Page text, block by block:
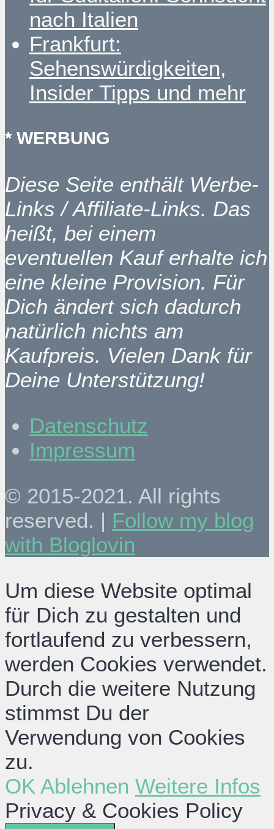
nach Italien
Frankfurt:
Sehenswürdigkeiten,
Insider Tipps und mehr
* WERBUNG
Diese Seite enthält Werbe-
Links / Affiliate-Links. Das
heißt, bei einem
eventuellen Kauf erhalte ich
eine kleine Provision. Für
Dich ändert sich dadurch
natürlich nichts am
Kaufpreis. Vielen Dank für
Deine Unterstützung!
Datenschutz
Impressum
© 2015-2021. All rights
reserved. | Follow my blog
with Bloglovin
Um diese Website optimal
für Dich zu gestalten und
fortlaufend zu verbessern,
werden Cookies verwendet.
Durch die weitere Nutzung
stimmst Du der
Verwendung von Cookies
zu.
OK Ablehnen Weitere Infos
Privacy & Cookies Policy